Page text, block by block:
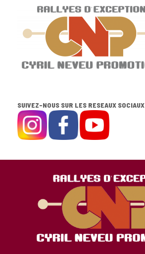
SUIVEZ-NOUS SUR LES RESEAUX SOCIAUX